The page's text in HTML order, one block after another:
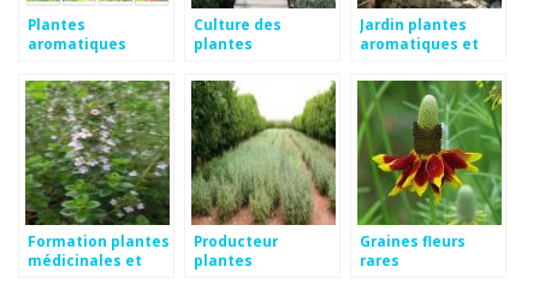
Plantes
aromatiques
Culture des
plantes
Jardin plantes
aromatiques et
Formation plantes
médicinales et
Producteur
plantes
Graines fleurs
rares